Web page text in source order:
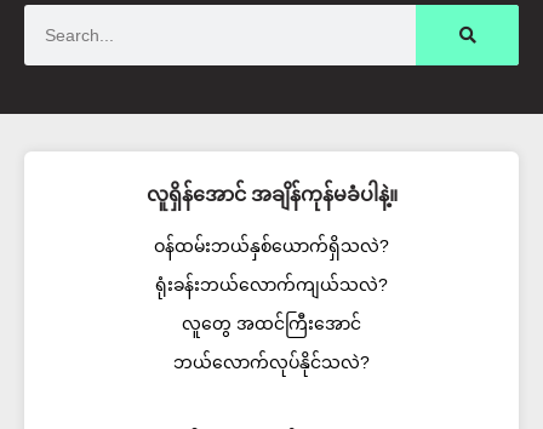
လူရှိန်အောင် အချိန်ကုန်မခံပါနဲ့။
ဝန်ထမ်းဘယ်နှစ်ယောက်ရှိသလဲ?
ရုံးခန်းဘယ်လောက်ကျယ်သလဲ?
လူတွေ အထင်ကြီးအောင်
ဘယ်လောက်လုပ်နိုင်သလဲ?